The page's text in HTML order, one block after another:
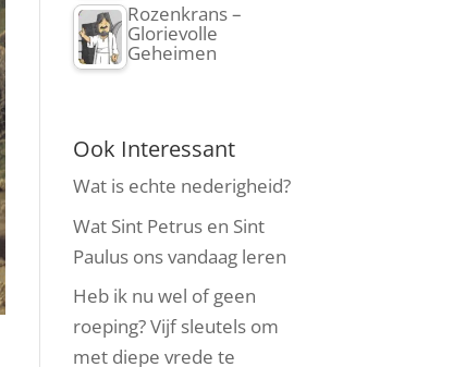
Rozenkrans –
Glorievolle
Geheimen
Ook Interessant
Wat is echte nederigheid?
Wat Sint Petrus en Sint
Paulus ons vandaag leren
Heb ik nu wel of geen
roeping? Vijf sleutels om
met diepe vrede te